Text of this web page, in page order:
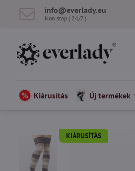
info​@everlady​.eu
Non stop ( 24/7 )
Kiárusítás Új termékek
KIÁRUSÍTÁS